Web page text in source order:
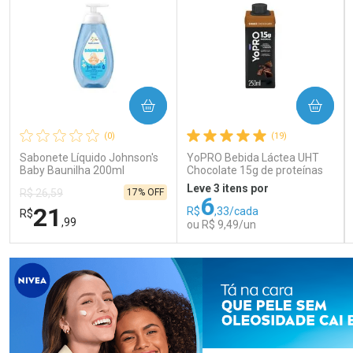
(0)
Sabonete Líquido Johnson's
Baby Baunilha 200ml
R$ 26,59
R$21 ,99
17% OFF
COMPRAR
FECHAR
Laboratório
FECHAR
Por Menos
(19)
YoPRO Bebida Láctea UHT
Chocolate 15g de proteínas
250ml
Leve 3 itens por
R$6,33/cada
ou R$ 9,49/un
COMPRAR
Laboratório
Por Menos